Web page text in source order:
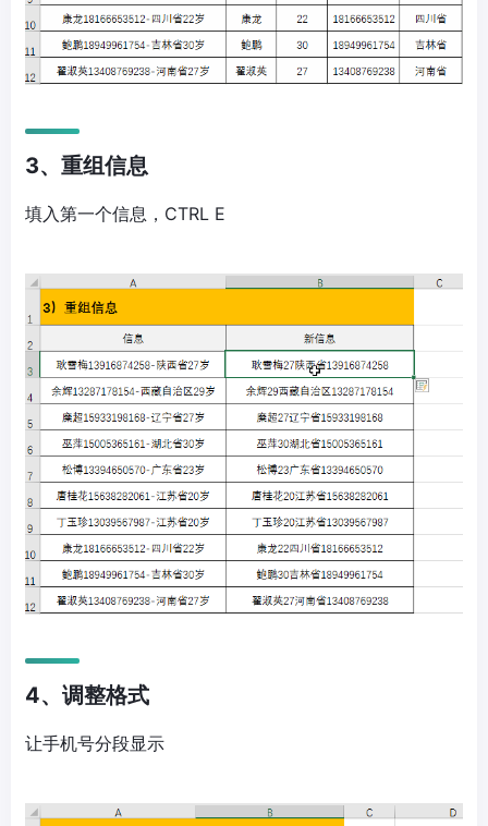
3、重组信息
填入第一个信息，CTRL E
4、调整格式
让手机号分段显示